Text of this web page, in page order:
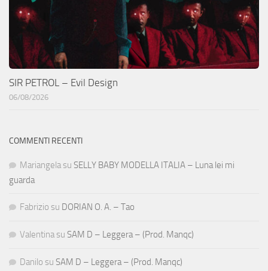
SIR PETROL – Evil Design
06/08/2026
COMMENTI RECENTI
Mariangela su SELLY BABY MODELLA ITALIA – Luna lei mi
guarda
Fabrizio su DORIAN O. A. – Tao
Valentina su SAM D – Leggera – (Prod. Manqc)
Danilo su SAM D – Leggera – (Prod. Manqc)